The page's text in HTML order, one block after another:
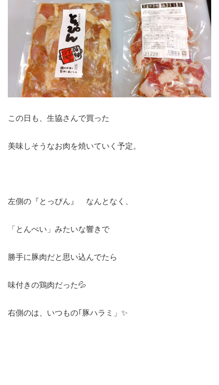
この日も、生協さんで買った
美味しそうなお肉を焼いていく予定。
左側の『とっぴん』 なんとなく、
「とんぺい」みたいな響きで
勝手に豚肉だと思い込んでたら
味付きの鶏肉だった💦
右側のは、いつもの｢豚ハラミ」✨